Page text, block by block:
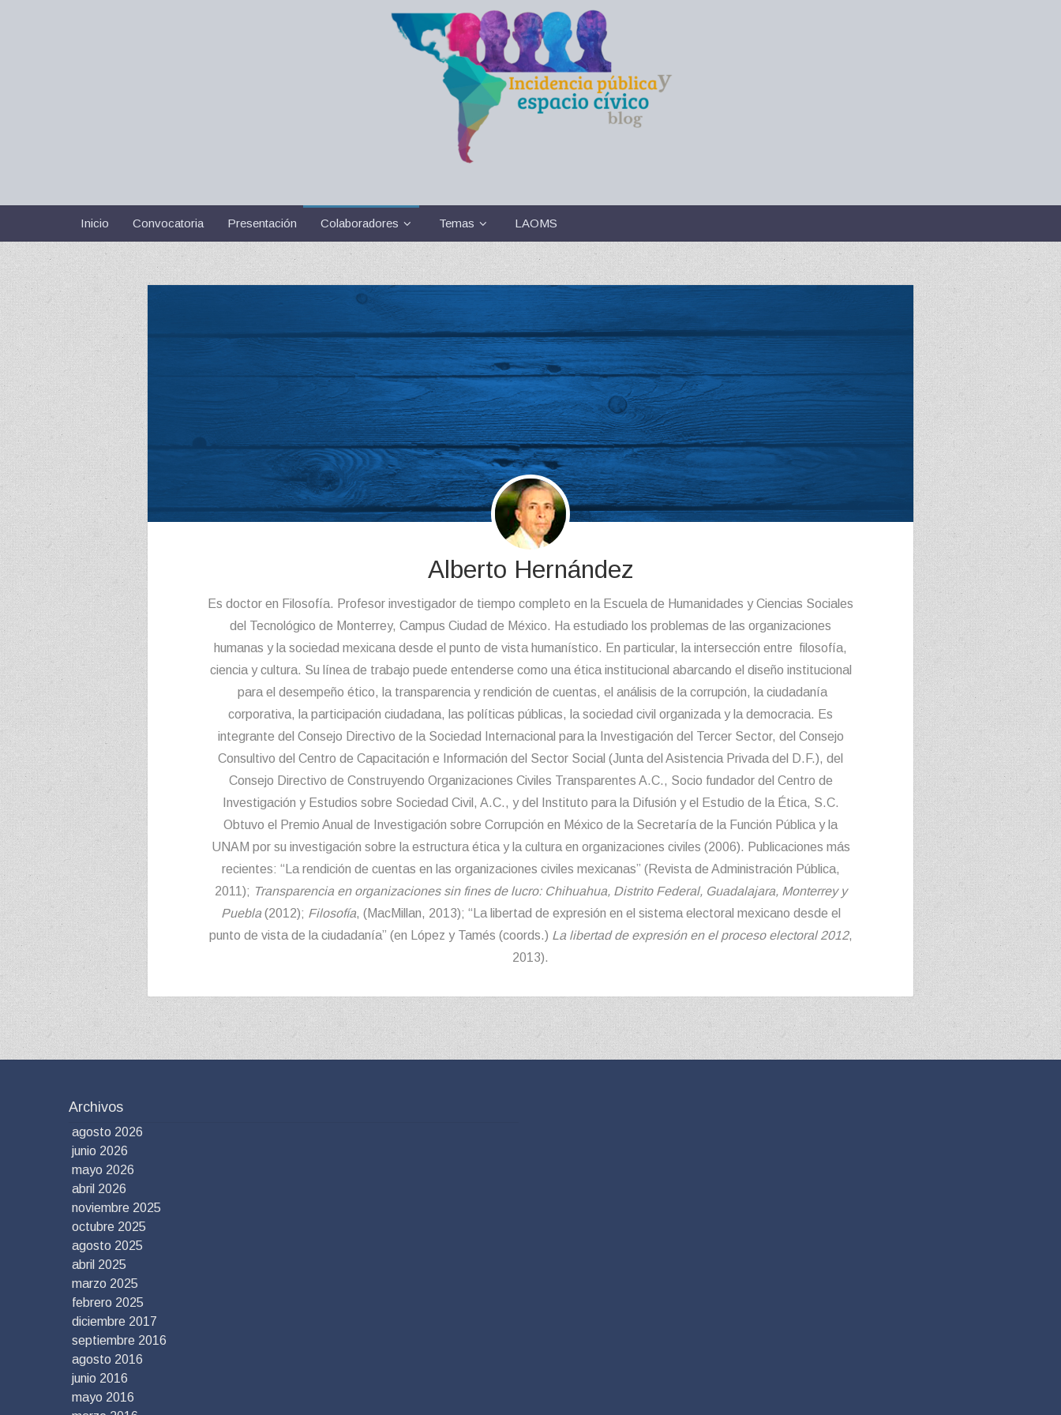
Inicio Convocatoria Presentación Colaboradores Temas LAOMS
Alberto Hernández
Es doctor en Filosofía. Profesor investigador de tiempo completo en la Escuela de Humanidades y Ciencias Sociales
del Tecnológico de Monterrey, Campus Ciudad de México. Ha estudiado los problemas de las organizaciones
humanas y la sociedad mexicana desde el punto de vista humanístico. En particular, la intersección entre filosofía,
ciencia y cultura. Su línea de trabajo puede entenderse como una ética institucional abarcando el diseño institucional
para el desempeño ético, la transparencia y rendición de cuentas, el análisis de la corrupción, la ciudadanía
corporativa, la participación ciudadana, las políticas públicas, la sociedad civil organizada y la democracia. Es
integrante del Consejo Directivo de la Sociedad Internacional para la Investigación del Tercer Sector, del Consejo
Consultivo del Centro de Capacitación e Información del Sector Social (Junta del Asistencia Privada del D.F.), del
Consejo Directivo de Construyendo Organizaciones Civiles Transparentes A.C., Socio fundador del Centro de
Investigación y Estudios sobre Sociedad Civil, A.C., y del Instituto para la Difusión y el Estudio de la Ética, S.C.
Obtuvo el Premio Anual de Investigación sobre Corrupción en México de la Secretaría de la Función Pública y la
UNAM por su investigación sobre la estructura ética y la cultura en organizaciones civiles (2006). Publicaciones más
recientes: “La rendición de cuentas en las organizaciones civiles mexicanas” (Revista de Administración Pública,
2011); Transparencia en organizaciones sin fines de lucro: Chihuahua, Distrito Federal, Guadalajara, Monterrey y
Puebla(2012); Filosofía, (MacMillan, 2013); “La libertad de expresión en el sistema electoral mexicano desde el
punto de vista de la ciudadanía” (en López y Tamés (coords.) La libertad de expresión en el proceso electoral 2012,
2013).
Archivos
agosto 2026
junio 2026
mayo 2026
abril 2026
noviembre 2025
octubre 2025
agosto 2025
abril 2025
marzo 2025
febrero 2025
diciembre 2017
septiembre 2016
agosto 2016
junio 2016
mayo 2016